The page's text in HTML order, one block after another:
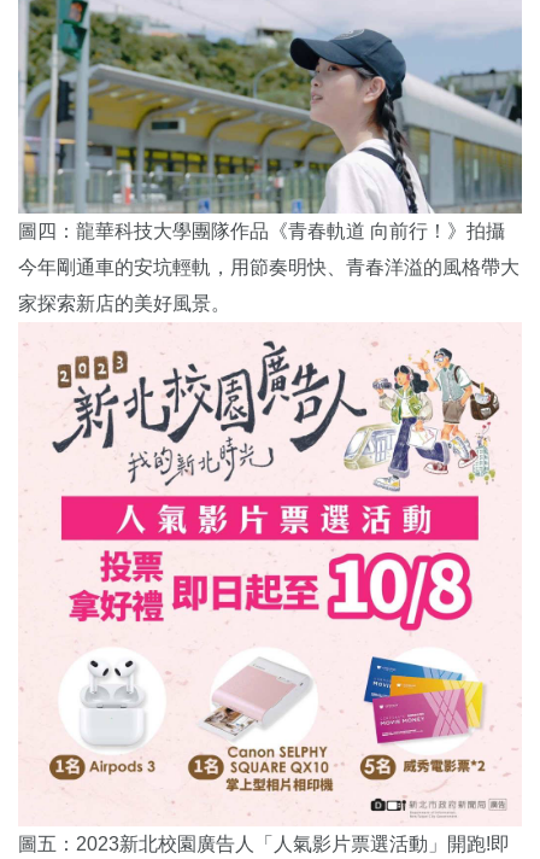
圖四：龍華科技大學團隊作品《青春軌道 向前行！》拍攝
今年剛通車的安坑輕軌，用節奏明快、青春洋溢的風格帶大
家探索新店的美好風景。
圖五：2023新北校園廣告人「人氣影片票選活動」開跑!即